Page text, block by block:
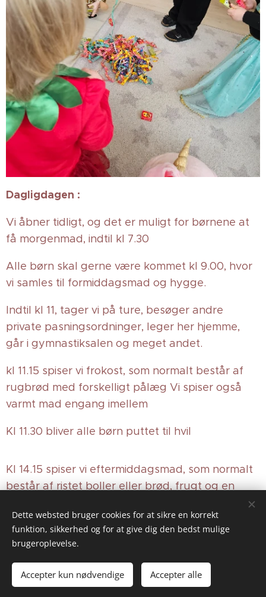
Dagligdagen :
Vi åbner tidligt, og det er muligt for børnene at
få morgenmad, indtil kl 7.30
Alle børn skal gerne være kommet kl 9.00, hvor
vi samles til formiddagsmad og hygge.
Indtil kl 11, tager vi på ture, besøger andre
private pasningsordninger, leger her hjemme,
går i gymnastiksalen og meget andet.
kl 11.15 spiser vi frokost, som normalt består af
rugbrød med forskelligt pålæg Vi spiser også
varmt mad engang imellem
Kl 11.30 bliver alle børn puttet til hvil
Kl 14.15 spiser vi eftermiddagsmad, som normalt
består af ristet boller eller brød, frugt og en
© 2025 baunehulen@gmail.com
Cookies
Dette websted bruger cookies for at sikre en korrekt
funktion, sikkerhed og for at give dig den bedst mulige
brugeroplevelse.
Accepter kun nødvendige Accepter alle